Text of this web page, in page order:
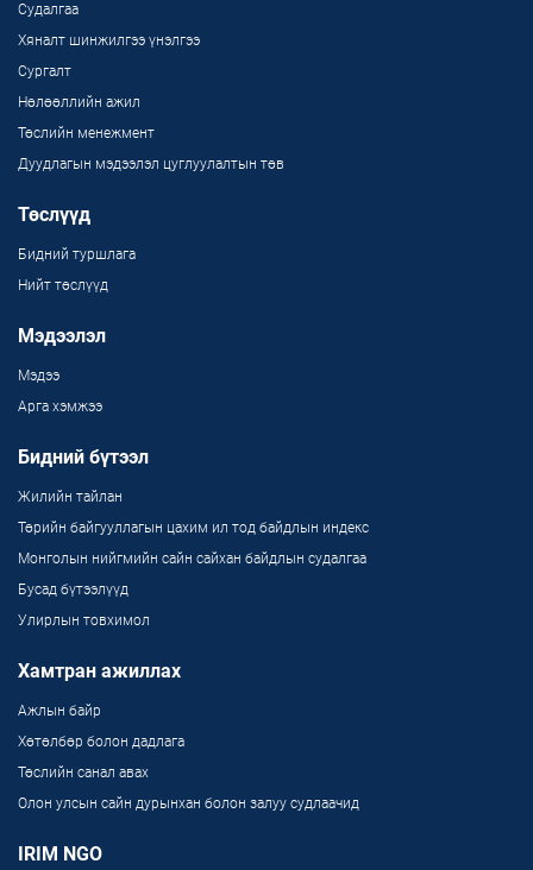
Судалгаа
Хяналт шинжилгээ үнэлгээ
Сургалт
Нөлөөллийн ажил
Төслийн менежмент
Дуудлагын мэдээлэл цуглуулалтын төв
Төслүүд
Бидний туршлага
Нийт төслүүд
Мэдээлэл
Мэдээ
Арга хэмжээ
Бидний бүтээл
Жилийн тайлан
Төрийн байгууллагын цахим ил тод байдлын индекс
Монголын нийгмийн сайн сайхан байдлын судалгаа
Бусад бүтээлүүд
Улирлын товхимол
Хамтран ажиллах
Ажлын байр
Хөтөлбөр болон дадлага
Төслийн санал авах
Олон улсын сайн дурынхан болон залуу судлаачид
IRIM NGO